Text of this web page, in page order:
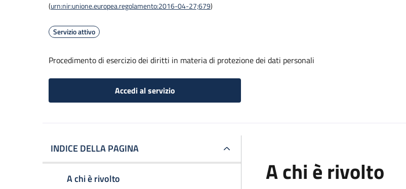
(urn:nir:unione.europea.regolamento:2016-04-27;679)
Servizio attivo
Procedimento di esercizio dei diritti in materia di protezione dei dati personali
Accedi al servizio
INDICE DELLA PAGINA
A chi è rivolto
A chi è rivolto